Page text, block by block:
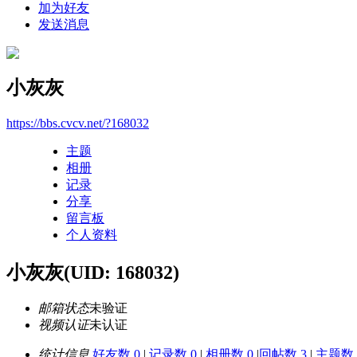
加为好友
发送消息
小灰灰
https://bbs.cvcv.net/?168032
主题
相册
记录
分享
留言板
个人资料
小灰灰(UID: 168032)
邮箱状态未验证
视频认证未认证